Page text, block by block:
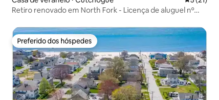
Retiro renovado em North Fork - Licença de aluguel nº
Preferido dos hóspedes
Preferido dos hóspedes